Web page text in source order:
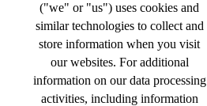
("we" or "us") uses cookies and
similar technologies to collect and
store information when you visit
our websites. For additional
information on our data processing
activities, including information